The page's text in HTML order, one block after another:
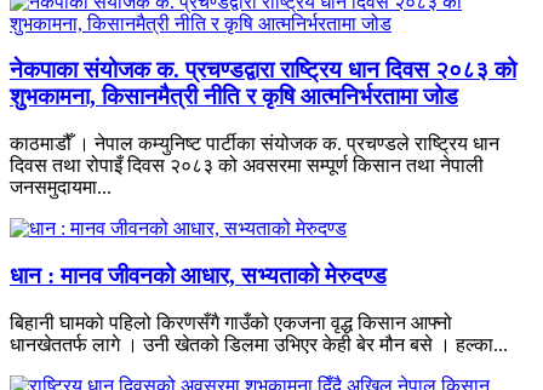
नेकपाका संयोजक क. प्रचण्डद्वारा राष्ट्रिय धान दिवस २०८३ को
शुभकामना, किसानमैत्री नीति र कृषि आत्मनिर्भरतामा जोड
काठमाडौँ । नेपाल कम्युनिष्ट पार्टीका संयोजक क. प्रचण्डले राष्ट्रिय धान
दिवस तथा रोपाइँ दिवस २०८३ को अवसरमा सम्पूर्ण किसान तथा नेपाली
जनसमुदायमा...
धान : मानव जीवनको आधार, सभ्यताको मेरुदण्ड
बिहानी घामको पहिलो किरणसँगै गाउँको एकजना वृद्ध किसान आफ्नो
धानखेततर्फ लागे । उनी खेतको डिलमा उभिएर केही बेर मौन बसे । हल्का...